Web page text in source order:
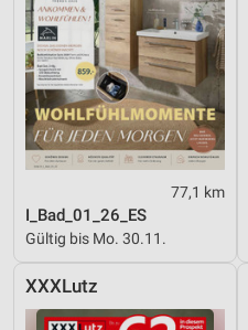
77,1 km
I_Bad_01_26_ES
Gültig bis Mo. 30.11.
XXXLutz